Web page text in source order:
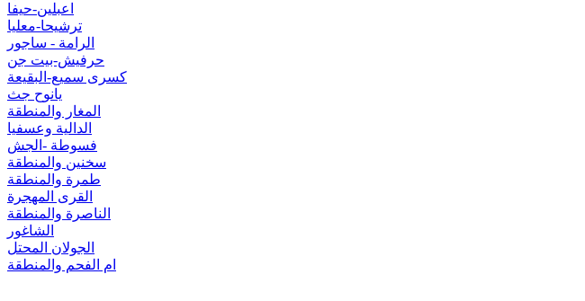
اعبلين-حيفا
ترشيحا-معليا
الرامة - ساجور
حرفيش-بيت جن
كسرى سميع-البقيعة
يانوح جث
المغار والمنطقة
الدالية وعسفيا
فسوطة -الجش
سخنين والمنطقة
طمرة والمنطقة
القرى المهجرة
الناصرة والمنطقة
الشاغور
الجولان المحتل
ام الفحم والمنطقة